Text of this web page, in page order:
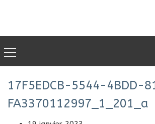
17F5EDCB-5544-4BDD-
FA3370112997_1_201_a